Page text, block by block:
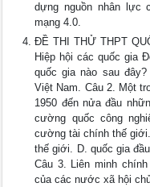
dựng nguồn nhân lực
mạng 4.0.
ĐỀ THI THỬ THPT
Hiệp hội các quốc gia
quốc gia nào sau
Việt Nam. Câu 2. Một
1950 đến nửa đầu
cường quốc công
cường tài chính thế
thế giới. D. quốc gia
Câu 3. Liên minh
của các nước xã hội